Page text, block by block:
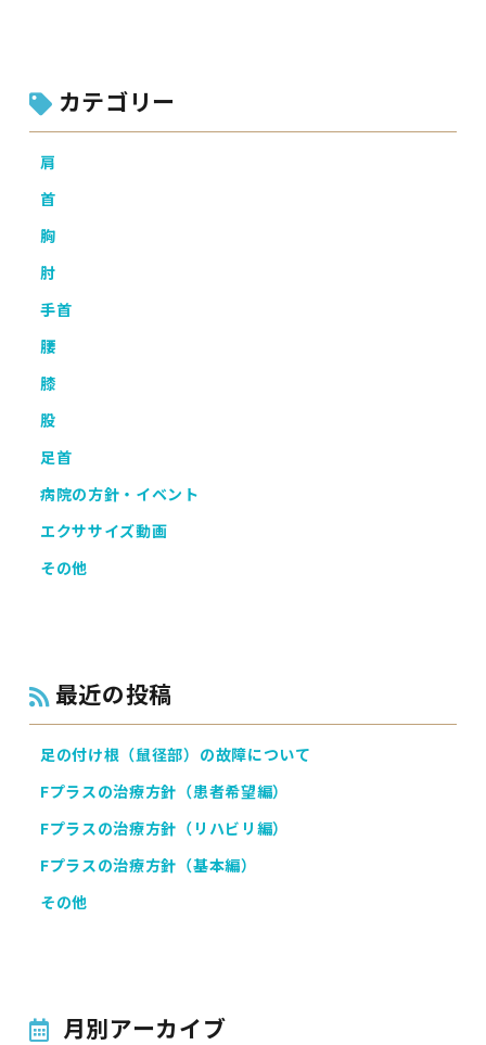
カテゴリー
肩
首
胸
肘
手首
腰
膝
股
足首
病院の方針・イベント
エクササイズ動画
その他
最近の投稿
足の付け根（鼠径部）の故障について
Fプラスの治療方針（患者希望編）
Fプラスの治療方針（リハビリ編）
Fプラスの治療方針（基本編）
その他
月別アーカイブ